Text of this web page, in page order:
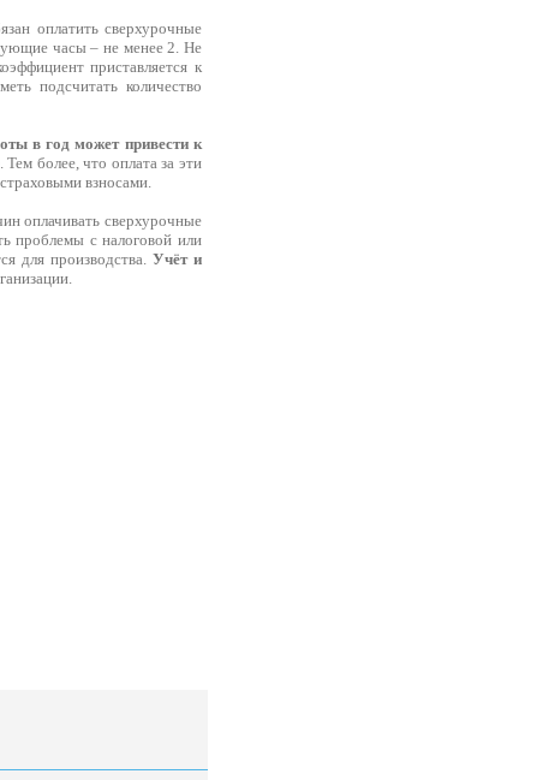
оплатить сверхурочные
часы – не менее 2. Не
приставляется к
подсчитать количество
в год может привести к
более, что оплата за эти
взносами.
оплачивать сверхурочные
проблемы с налоговой или
для производства. Учёт и